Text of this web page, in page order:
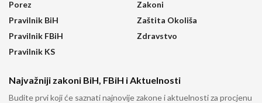
Porez
Pravilnik BiH
Pravilnik FBiH
Pravilnik KS
Zakoni
Zaštita Okoliša
Zdravstvo
Najvažniji zakoni BiH, FBiH i Aktuelnosti
Budite prvi koji će saznati najnovije zakone i aktuelnosti za procjenu